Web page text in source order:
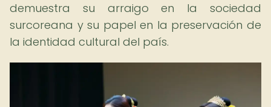
demuestra su arraigo en la sociedad
surcoreana y su papel en la preservación de
la identidad cultural del país.